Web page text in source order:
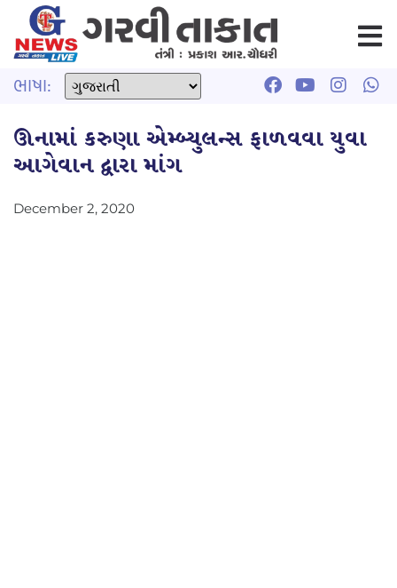
ભાષા:
ઊનામાં કરુણા એમ્બ્યુલન્સ ફાળવવા યુવા
આગેવાન દ્વારા માંગ
December 2, 2020